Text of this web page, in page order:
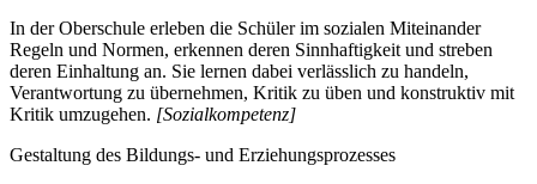
In der Oberschule erleben die Schüler im sozialen Miteinander
Regeln und Normen, erkennen deren Sinnhaftigkeit und streben
deren Einhaltung an. Sie lernen dabei verlässlich zu handeln,
Verantwortung zu übernehmen, Kritik zu üben und konstruktiv mit
Kritik umzugehen. [Sozialkompetenz]
Gestaltung des Bildungs- und Erziehungsprozesses